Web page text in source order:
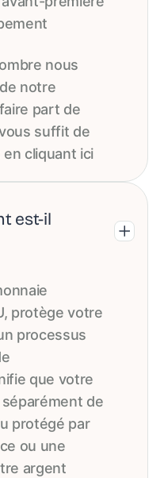
nous
notre
part de
suffit de
cliquant ici
est-il
protège votre
processus
que votre
de
protégé par
ou une
argent